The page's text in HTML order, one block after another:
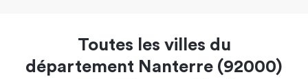
Toutes les villes du
département Nanterre (92000)